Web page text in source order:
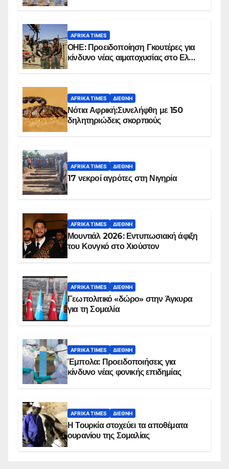
AFRIKA TIMES
ΟΗΕ: Προειδοποίηση Γκουτέρες για
κίνδυνο νέας αιματοχυσίας στο Ελ
AFRIKA TIMES ΔΙΕΘΝΉ
Νότια Αφρική:Συνελήφθη με 150
δηλητηριώδεις σκορπιούς
AFRIKA TIMES ΔΙΕΘΝΉ
17 νεκροί αγρότες στη Νιγηρία
AFRIKA TIMES ΔΙΕΘΝΉ
Μουντιάλ 2026: Εντυπωσιακή άφιξη
του Κονγκό στο Χιούστον
AFRIKA TIMES ΔΙΕΘΝΉ
Γεωπολιτικό «δώρο» στην Άγκυρα
για τη Σομαλία
AFRIKA TIMES ΔΙΕΘΝΉ
Έμπολα: Προειδοποιήσεις για
κίνδυνο νέας φονικής επιδημίας
AFRIKA TIMES ΔΙΕΘΝΉ
Η Τουρκία στοχεύει τα αποθέματα
ουρανίου της Σομαλίας